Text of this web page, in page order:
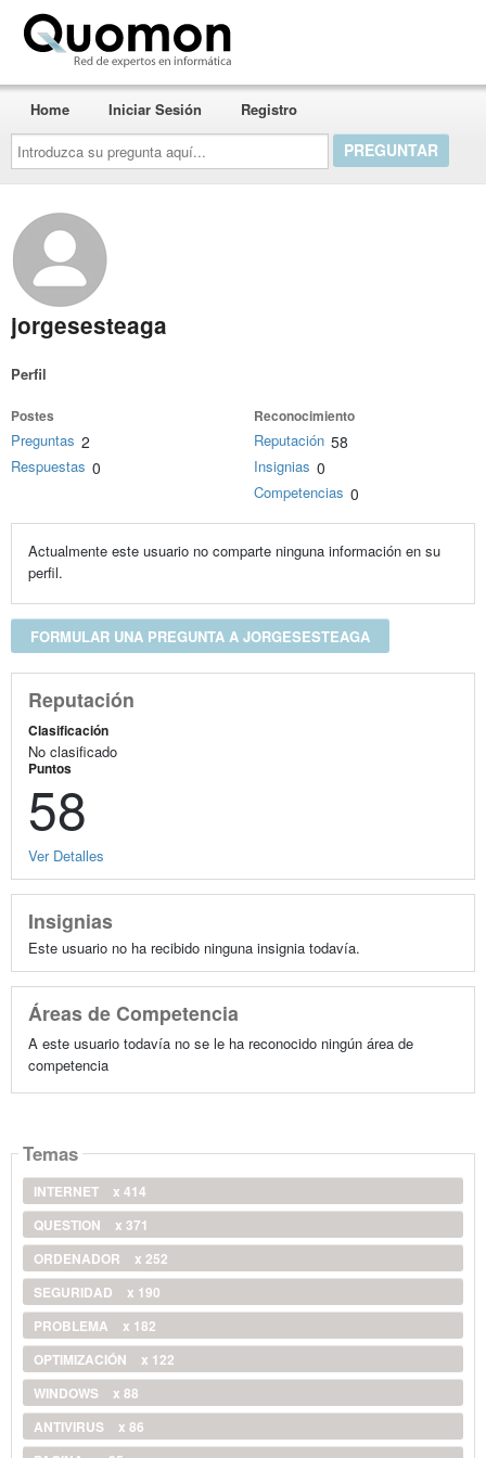
Introduzca
su
pregunta
aquí...
Home Iniciar Sesión Registro
jorgesesteaga
Perfil
Postes
Preguntas 2
Respuestas 0
Reconocimiento
Reputación 58
Insignias 0
Competencias 0
Actualmente este usuario no comparte ninguna información en su
perfil.
FORMULAR UNA PREGUNTA A JORGESESTEAGA
Reputación
Clasificación
No clasificado
Puntos
58
Ver Detalles
Insignias
Este usuario no ha recibido ninguna insignia todavía.
Áreas de Competencia
A este usuario todavía no se le ha reconocido ningún área de
competencia
Temas
INTERNET
x 414
QUESTION
x 371
ORDENADOR
x 252
SEGURIDAD
x 190
PROBLEMA
x 182
OPTIMIZACIÓN
x 122
WINDOWS
x 88
ANTIVIRUS
x 86